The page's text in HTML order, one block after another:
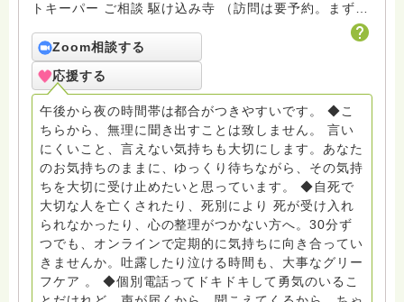
トキーパー ご相談 駆け込み寺 （訪問は要予約。まずは
ターミナルケア、看取り、グリーフケア、希死念慮、自
死、産前産後うつ、育児、DV、デートDV、トラウマ、
PTSD、傾聴トレーナー、手話、要約筆記、行政相談
員、女性支援員、小学校 中学校支援員としても、ケア
サポートをしています。 ◆一般社団法人『グリーフケア
ともしび』理事長 【ともしび遺族会】運営 毎月 第１
金・昼夜2回開催（大阪駅前第3ビル） 14：00〜，18：
00〜 お問い合わせ申込⬇️こちらから
griefcare.tomoshibi@icloud.com ＊この活動は皆さま
のご支援により支えられております。ご協力をよろしく
お願いします。 ゆうちょ銀行 口座番号 普通408-
6452769 一般社団法人グリーフケアともしび ◆『ビハ
ーラサロン おしゃべりカフェひだまり』 ビハーラ和歌
山代表 居場所運営 問い合わせ申込⬇️こちらから
Zoom相談する
応援する
午後から夜の時間帯は都合がつきやすいです。 ◆こ
ちらから、無理に聞き出すことは致しません。 言い
にくいこと、言えない気持ちも大切にします。あなた
のお気持ちのままに、ゆっくり待ちながら、その気持
ちを大切に受け止めたいと思っています。 ◆自死で
大切な人を亡くされたり、死別により 死が受け入れ
られなかったり、心の整理がつかない方へ。30分ず
つでも、オンラインで定期的に気持ちに向き合ってい
きませんか。吐露したり泣ける時間も、大事なグリー
フケア 。 ◆個別電話ってドキドキして勇気のいるこ